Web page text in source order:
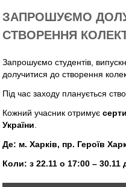
ЗАПРОШУЄМО
СТВОРЕННЯ
Запрошуємо студентів,
долучитися до створення
Під час заходу планується
Кожний учасник отримує
України.
Де: м. Харків, пр. Героїв
Коли: з 22.11 о 17:00 – 30.11